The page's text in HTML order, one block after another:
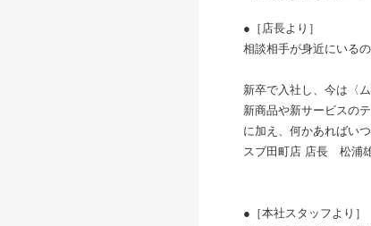
●［店長より］
相談相手が身近にいる
新卒で入社し、今は〈
新商品や新サービスの
に加え、何かあればい
スブ田町店 店長 松浦雄
●［本社スタッフより］